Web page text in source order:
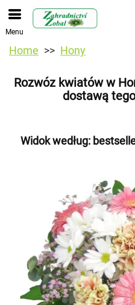
Menu
Home Hony
Rozwóz kwiatów w
dostawą
Widok według: